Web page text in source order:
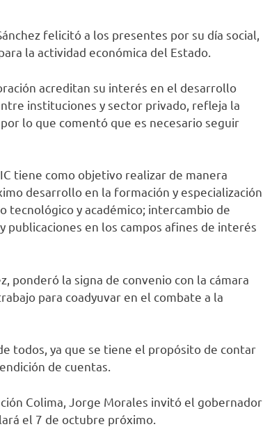
felicitó a los presentes por su día social,
la actividad económica del Estado.
acreditan su interés en el desarrollo
instituciones y sector privado, refleja la
lo que comentó que es necesario seguir
tiene como objetivo realizar de manera
desarrollo en la formación y especialización
tecnológico y académico; intercambio de
publicaciones en los campos afines de interés
ponderó la signa de convenio con la cámara
para coadyuvar en el combate a la
todos, ya que se tiene el propósito de contar
de cuentas.
Colima, Jorge Morales invitó el gobernador
el 7 de octubre próximo.